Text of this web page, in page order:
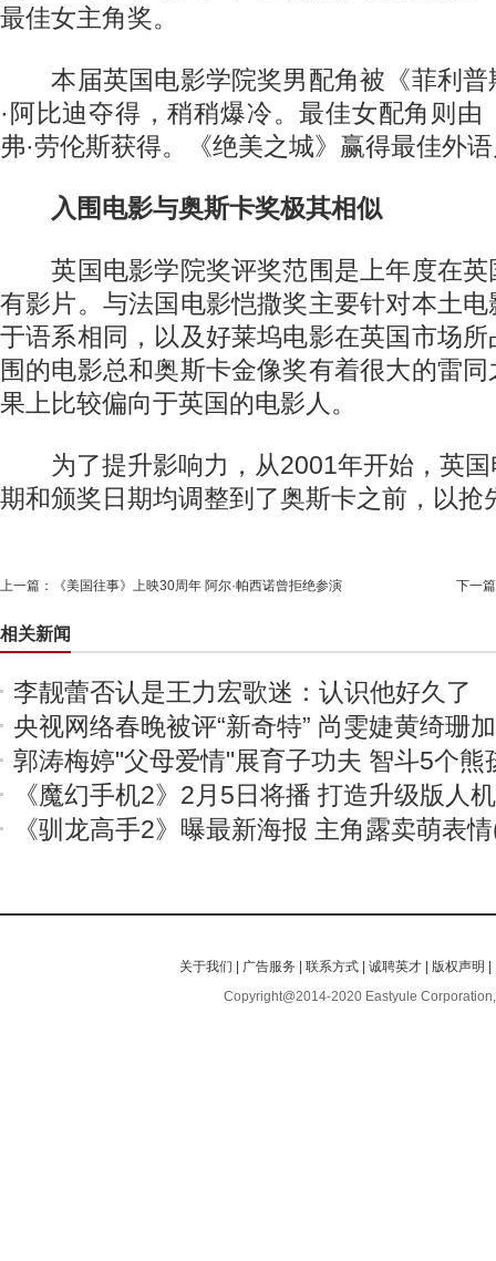
最佳女主角奖。
本届英国电影学院奖男配角被《菲利普
·阿比迪夺得，稍稍爆冷。最佳女配角则由
弗·劳伦斯获得。《绝美之城》赢得最佳外
入围电影与奥斯卡奖极其相似
英国电影学院奖评奖范围是上年度在英
有影片。与法国电影恺撒奖主要针对本土
于语系相同，以及好莱坞电影在英国市场
围的电影总和奥斯卡金像奖有着很大的雷
果上比较偏向于英国的电影人。
为了提升影响力，从2001年开始，英国
期和颁奖日期均调整到了奥斯卡之前，以抢
上一篇： 《美国往事》上映30周年 阿尔·帕西诺曾拒绝参演 下一
相关新闻
李靓蕾否认是王力宏歌迷：认识他好久了
央视网络春晚被评“新奇特” 尚雯婕黄绮珊
郭涛梅婷"父母爱情"展育子功夫 智斗5个熊
《魔幻手机2》2月5日将播 打造升级版人
《驯龙高手2》曝最新海报 主角露卖萌表
关于我们 广告服务 |联系方式 |诚聘英才 版权声明
Copyright@2014-2020 Eastyule